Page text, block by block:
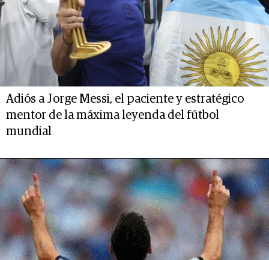
Adiós a Jorge Messi, el paciente y estratégico
mentor de la máxima leyenda del fútbol
mundial